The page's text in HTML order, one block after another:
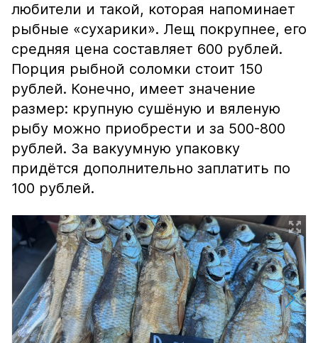
любители и такой, которая напоминает
рыбные «сухарики». Лещ покрупнее, его
средняя цена составляет 600 рублей.
Порция рыбной соломки стоит 150
рублей. Конечно, имеет значение
размер: крупную сушёную и вяленую
рыбу можно приобрести и за 500-800
рублей. За вакуумную упаковку
придётся дополнительно заплатить по
100 рублей.